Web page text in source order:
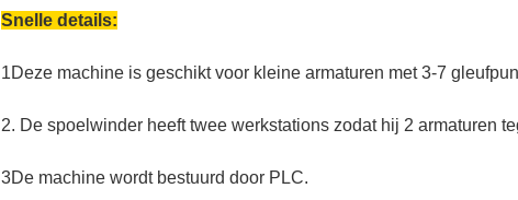
Snelle details:
1Deze machine is geschikt voor kleine armaturen met 3-7
2. De spoelwinder heeft twee werkstations zodat hij 2 armaturen
3De machine wordt bestuurd door PLC.